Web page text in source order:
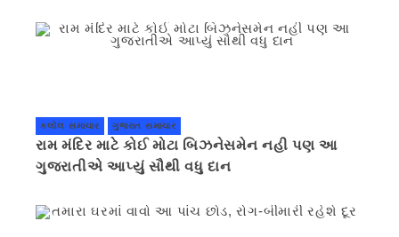
કલોલ સમાચાર ગુજરાત સમાચાર
રામ મંદિર માટે કોઈ મોટા બિઝનેસમેન નહી પણ આ
ગુજરાતીએ આપ્યું સૌથી વધુ દાન